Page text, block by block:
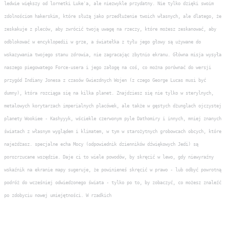
ledwie większy od lornetki Luke'a, ale niezwykle przydatny. Nie tylko dzięki swoim
zdolnościom hakerskim, które służą jako przedłużenie twoich własnych, ale dlatego, że
zeskakuje z pleców, aby zwrócić twoją uwagę na rzeczy, które możesz zeskanować, aby
odblokować w encyklopedii w grze, a światełka z tyłu jego głowy są używane do
wskazywania twojego stanu zdrowia, nie zagracając zbytnio ekranu. Główna misja wysyła
naszego piegowatego Force-usera i jego załogę na coś, co można porównać do wersji
przygód Indiany Jonesa z czasów Gwiezdnych Wojen (z czego George Lucas musi być
dumny), która rozciąga się na kilka planet. Znajdziesz się nie tylko w sterylnych,
metalowych korytarzach imperialnych placówek, ale także w gęstych dżunglach ojczystej
planety Wookiee - Kashyyyk, wściekle czerwonym pyle Dathomiry i innych, mniej znanych
światach z własnym wyglądem i klimatem, w tym w starożytnych grobowcach obcych, które
najeżdżasz. specjalne echa Mocy (odpowiednik dzienników dźwiękowych Jedi) są
porozrzucane wszędzie. Daje ci to wiele powodów, by skręcić w lewo, gdy niewyraźny
wskaźnik na ekranie mapy sugeruje, że powinieneś skręcić w prawo - lub odbyć powrotną
podróż do wcześniej odwiedzonego świata - tylko po to, by zobaczyć, co możesz znaleźć
po zdobyciu nowej umiejętności. W rzadkich